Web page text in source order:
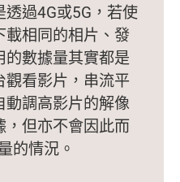
過4G或5G，若使
載相同的相片、發
數據量其實都是
看影片，串流平
動調高影片的解像
，但亦不會因此而
的情況。